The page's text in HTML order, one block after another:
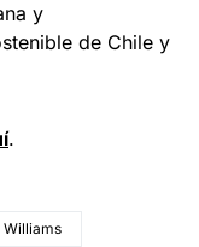
y
de Chile y
.
Williams